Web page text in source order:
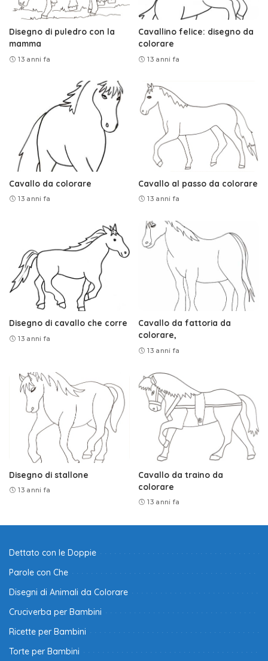
Disegno di puledro con la
mamma
13 anni fa
Cavallino felice: disegno da
colorare
13 anni fa
Cavallo da colorare
13 anni fa
Cavallo al passo da colorare
13 anni fa
Disegno di cavallo che corre
13 anni fa
Cavallo da fattoria da
colorare,
13 anni fa
Disegno di stallone
13 anni fa
Cavallo da traino da
colorare
13 anni fa
Dettato con le Doppie
Parole con Che
Disegni di Animali da Colorare
Cruciverba per Bambini
Ricette per Bambini
Torte per Bambini